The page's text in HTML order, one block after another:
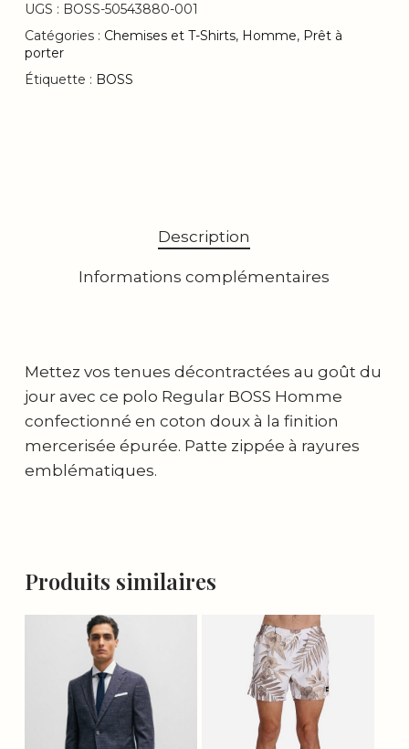
UGS : BOSS-50543880-001
Catégories : Chemises et T-Shirts, Homme, Prêt à
porter
Étiquette : BOSS
Description
Informations complémentaires
Mettez vos tenues décontractées au goût du
jour avec ce polo Regular BOSS Homme
confectionné en coton doux à la finition
mercerisée épurée. Patte zippée à rayures
emblématiques.
Produits similaires